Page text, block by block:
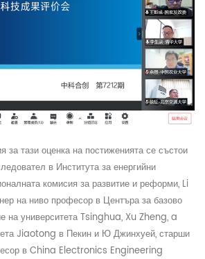
за тази оценка на постиженията се състои
в Института за енергийни
комисия за развитие и реформи, Li
на ниво професор в Центъра за базово
на университета Tsinghua, Xu Zheng, a
Jiaotong в Пекин и Ю Джинхуей, старши
в China Electronics Engineering